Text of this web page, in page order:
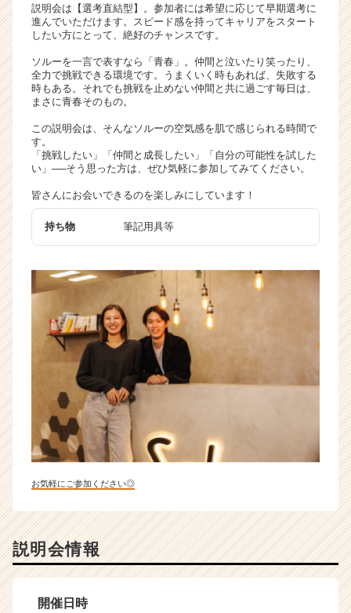
e
C
a
r
e
r）
説明会は【選考直結型】。参加者には希望に応じて早期選考に
進んでいただけます。スピード感を持ってキャリアをスタート
したい方にとって、絶好のチャンスです。
ソルーを一言で表すなら「青春」。仲間と泣いたり笑ったり、
全力で挑戦できる環境です。うまくいく時もあれば、失敗する
時もある。それでも挑戦を止めない仲間と共に過ごす毎日は、
まさに青春そのもの。
この説明会は、そんなソルーの空気感を肌で感じられる時間で
す。
「挑戦したい」「仲間と成長したい」「自分の可能性を試した
い」──そう思った方は、ぜひ気軽に参加してみてください。
皆さんにお会いできるのを楽しみにしています！
持ち物 筆記用具等
お気軽にご参加ください◎
説明会情報
開催日時